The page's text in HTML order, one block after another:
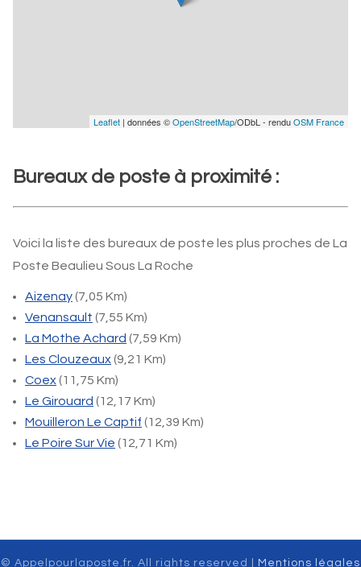
Leaflet | données ©OpenStreetMap/ODbL - renduOSM France
Bureaux de poste à proximité :
Voici la liste des bureaux de poste les plus proches de La
Poste Beaulieu Sous La Roche
Aizenay(7,05 Km)
Venansault (7,55 Km)
La Mothe Achard (7,59 Km)
Les Clouzeaux(9,21 Km)
Coex(11,75 Km)
Le Girouard (12,17 Km)
Mouilleron Le Captif (12,39 Km)
Le Poire Sur Vie (12,71 Km)
© Appelpourlaposte.fr. All rights reserved | Mentions légales